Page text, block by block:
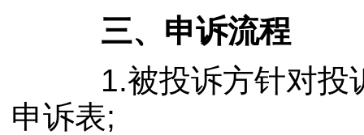
三、申诉流程
1.被投诉方针对投诉
申诉表;